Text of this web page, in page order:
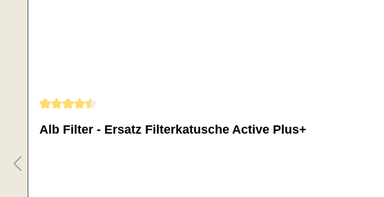
Alb Filter - Ersatz Filterkatusche Active Plus+